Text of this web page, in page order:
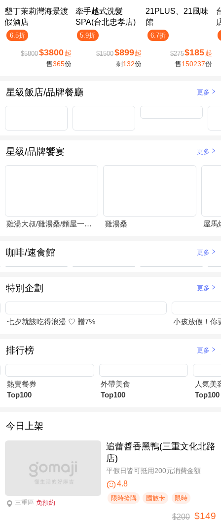
墾丁茉莉灣海景渡
假酒店
6.5折
$5800$3800 起
售365份
牽手越式洗髮
SPA(台北忠孝店)
5.9折
$1500$899起
剩 132份
21PLUS、21風味
館
6.7折
$275$185 起
售150237份
星級飯店/品牌餐廳 更多
星級/品牌饗宴 更多
雞湯大叔/雞湯桑/麵屋一燈/賴山嶼 雞湯桑 屋馬
咖啡/速食館 更多
特別企劃 更多
七夕就該吃得浪漫 ♡ 贈7% 小孩放假！你
排行榜 更多
熱賣餐券
Top100
外帶美食
Top100
人氣美
Top100
今日上架
三重區 免預約
追蕾醬香黑鴨(三重文化北路
店)
平假日皆可抵用200元消費金額
4.8
限時搶購 國旅卡 限時
$200 $149